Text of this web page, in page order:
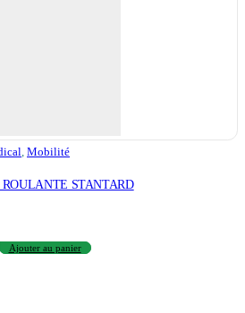
, Mobilité
STANTARD
Ajouter au panier